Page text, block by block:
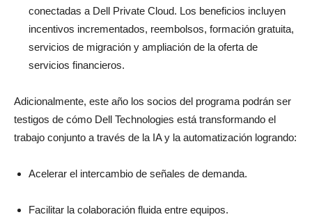
conectadas a Dell Private Cloud. Los beneficios incluyen
incentivos incrementados, reembolsos, formación gratuita,
servicios de migración y ampliación de la oferta de
servicios financieros.
Adicionalmente, este año los socios del programa podrán ser
testigos de cómo Dell Technologies está transformando el
trabajo conjunto a través de la IA y la automatización logrando:
Acelerar el intercambio de señales de demanda.
Facilitar la colaboración fluida entre equipos.